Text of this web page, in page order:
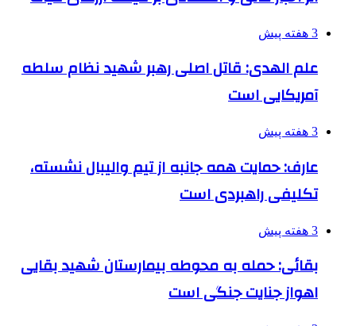
3 هفته پیش
علم الهدی: قاتل اصلی رهبر شهید نظام سلطه
آمریکایی است
3 هفته پیش
عارف: حمایت همه جانبه از تیم والیبال نشسته،
تکلیفی راهبردی است
3 هفته پیش
بقائی: حمله به محوطه بیمارستان شهید بقایی
اهواز جنایت جنگی است